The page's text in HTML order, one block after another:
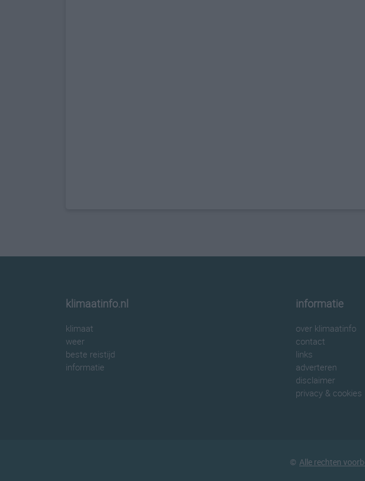
klimaatinfo.nl
klimaat
weer
beste reistijd
informatie
informatie
over klimaatinfo
contact
links
adverteren
disclaimer
privacy & cookies
© Alle rechten